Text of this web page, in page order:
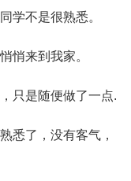
学不是很熟悉。
来到我家。
只是随便做了一点.
悉了，没有客气，